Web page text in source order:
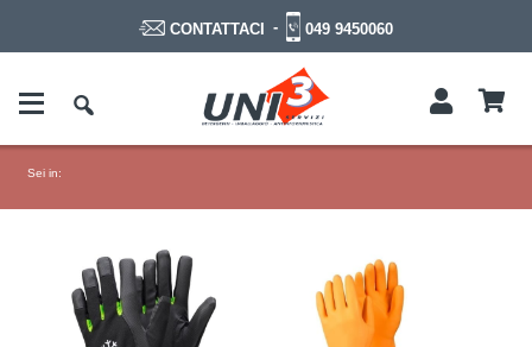
CONTATTACI - 049 9450060
Sei in: